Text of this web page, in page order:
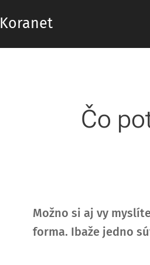
Koranet
Čo
Možno si aj vy
forma. Ibaže jedno